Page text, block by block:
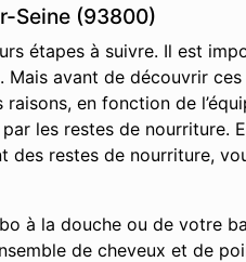
Seine (93800)
étapes à suivre. Il est
avant de découvrir
en fonction de
les restes de nourriture.
des restes de nourriture,
à la douche ou de votre
de cheveux et de